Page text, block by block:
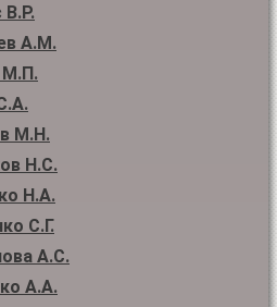
В.Р.
А.М.
М.П.
М.Н.
Н.С.
Н.А.
С.Г.
А.С.
А.А.